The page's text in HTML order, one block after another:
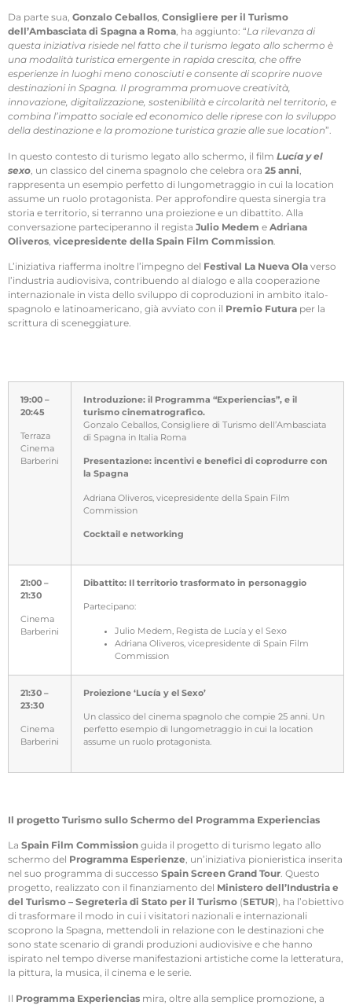
Da parte sua, Gonzalo Ceballos, Consigliere per il Turismo
dell’Ambasciata di Spagna a Roma, ha aggiunto: “La rilevanza di
questa iniziativa risiede nel fatto che il turismo legato allo schermo è
una modalità turistica emergente in rapida crescita, che offre
esperienze in luoghi meno conosciuti e consente di scoprire nuove
destinazioni in Spagna. Il programma promuove creatività,
innovazione, digitalizzazione, sostenibilità e circolarità nel territorio, e
combina l’impatto sociale ed economico delle riprese con lo sviluppo
della destinazione e la promozione turistica grazie alle sue location”.
In questo contesto di turismo legato allo schermo, il film Lucía y el
sexo , un classico del cinema spagnolo che celebra ora 25 anni
rappresenta un esempio perfetto di lungometraggio in cui la location
assume un ruolo protagonista. Per approfondire questa sinergia tra
storia e territorio, si terranno una proiezione e un dibattito. Alla
conversazione parteciperanno il regista Julio Medem e Adriana
Oliveros vicepresidente della Spain Film Commission
L’iniziativa riafferma inoltre l’impegno del Festival La Nueva Ola verso
l’industria audiovisiva, contribuendo al dialogo e alla cooperazione
internazionale in vista dello sviluppo di coproduzioni in ambito italo-
spagnolo e latinoamericano, già avviato con il Premio Futura per la
scrittura di sceneggiature.
19:00 –
20:45
Terraza
Cinema
Barberini
Introduzione: il Programma “Experiencias”, e il
turismo cinematrografico.
Gonzalo Ceballos, Consigliere di Turismo dell’Ambasciata
di Spagna in Italia Roma
Presentazione: incentivi e benefici di coprodurre con
la Spagna
Adriana Oliveros, vicepresidente della Spain Film
Commission
Cocktail e networking
21:00 –
21:30
Cinema
Barberini
Dibattito: Il territorio trasformato in personaggio
Partecipano:
Julio Medem, Regista de Lucía y el Sexo
Adriana Oliveros, vicepresidente di Spain Film
Commission
21:30 –
23:30
Cinema
Barberini
Proiezione ‘Lucía y el Sexo’
Un classico del cinema spagnolo che compie 25 anni. Un
perfetto esempio di lungometraggio in cui la location
assume un ruolo protagonista.
Il progetto Turismo sullo Schermo del Programma Experiencias
La Spain Film Commission guida il progetto di turismo legato allo
schermo del Programma Esperienze, un’iniziativa pionieristica inserita
nel suo programma di successo Spain Screen Grand Tour. Questo
progetto, realizzato con il finanziamento del Ministero dell’Industria e
del Turismo – Segreteria di Stato per il Turismo (SETUR), ha l’obiettivo
di trasformare il modo in cui i visitatori nazionali e internazionali
scoprono la Spagna, mettendoli in relazione con le destinazioni che
sono state scenario di grandi produzioni audiovisive e che hanno
ispirato nel tempo diverse manifestazioni artistiche come la letteratura,
la pittura, la musica, il cinema e le serie.
Il Programma Experiencias mira, oltre alla semplice promozione, a